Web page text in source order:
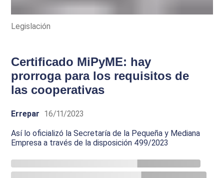
Legislación
Certificado MiPyME: hay
prorroga para los requisitos de
las cooperativas
Errepar 16/11/2023
Así lo oficializó la Secretaría de la Pequeña y Mediana
Empresa a través de la disposición 499/2023